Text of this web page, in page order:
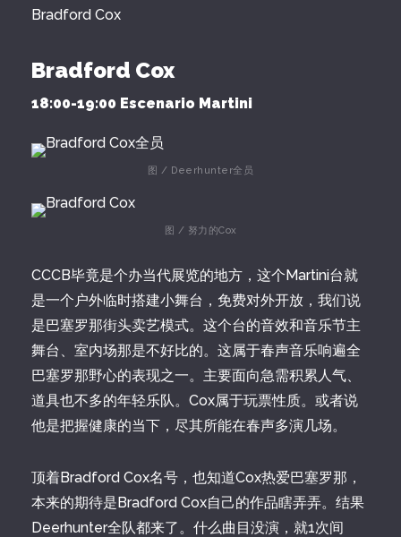
Bradford Cox
Bradford Cox
18:00-19:00 Escenario Martini
图 / Deerhunter全员
图 / 努力的Cox
CCCB毕竟是个办当代展览的地方，这个Martini台就
是一个户外临时搭建小舞台，免费对外开放，我们说
是巴塞罗那街头卖艺模式。这个台的音效和音乐节主
舞台、室内场那是不好比的。这属于春声音乐响遍全
巴塞罗那野心的表现之一。主要面向急需积累人气、
道具也不多的年轻乐队。Cox属于玩票性质。或者说
他是把握健康的当下，尽其所能在春声多演几场。
顶着Bradford Cox名号，也知道Cox热爱巴塞罗那，
本来的期待是Bradford Cox自己的作品瞎弄弄。结果
Deerhunter全队都来了。什么曲目没演，就1次间